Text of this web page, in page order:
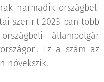
harmadik országbeli
szerint 2023-ban több
állampolgár
Ez a szám az
növekszik.